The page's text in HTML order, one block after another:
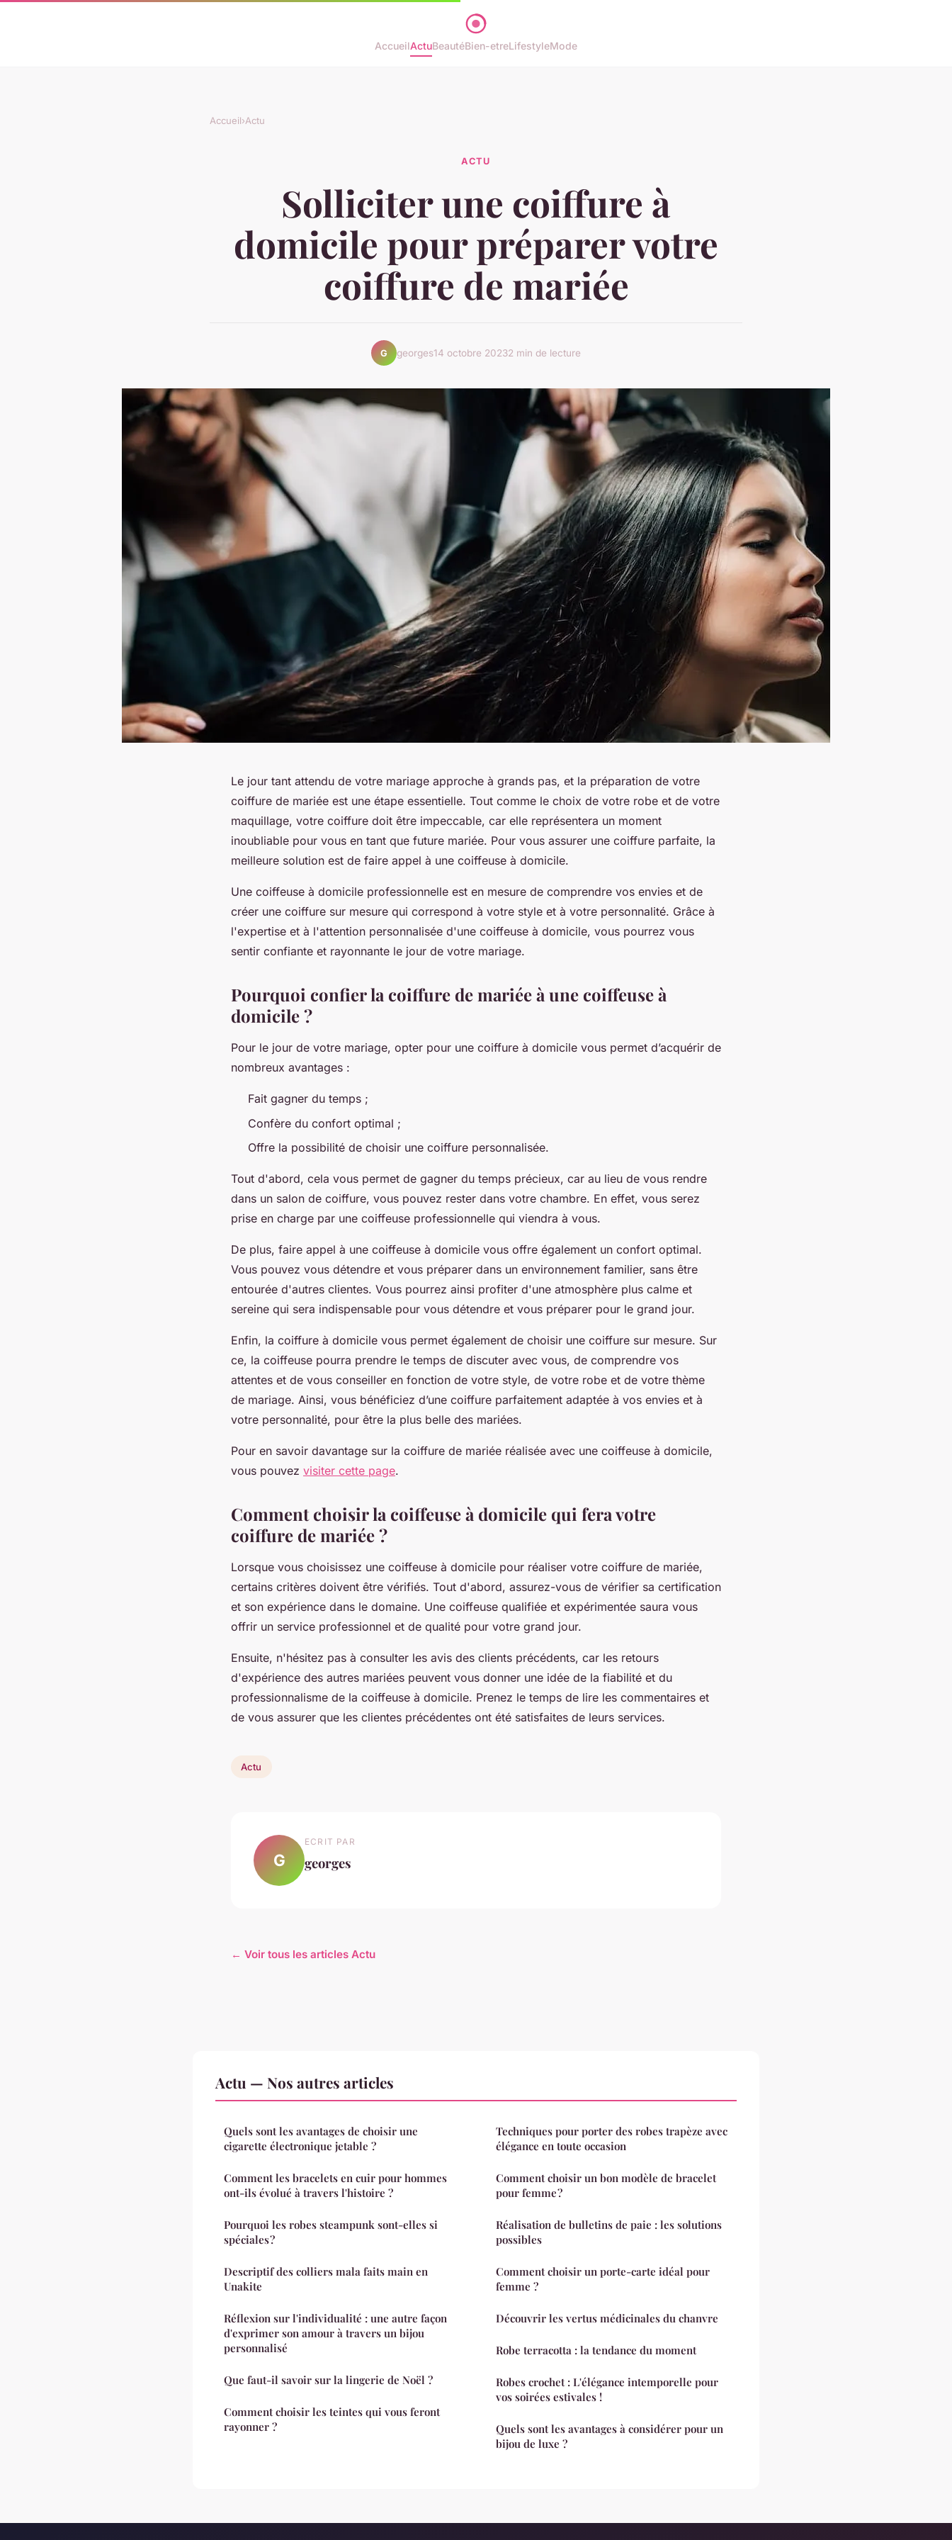
AccueilActuBeautéBien-etreLifestyleMode
Accueil›Actu
ACTU
Solliciter une coiffure à
domicile pour préparer votre
coiffure de mariée
G georges14 octobre 20232 min de lecture
Le jour tant attendu de votre mariage approche à grands pas, et la préparation de votre
coiffure de mariée est une étape essentielle. Tout comme le choix de votre robe et de votre
maquillage, votre coiffure doit être impeccable, car elle représentera un moment
inoubliable pour vous en tant que future mariée. Pour vous assurer une coiffure parfaite, la
meilleure solution est de faire appel à une coiffeuse à domicile.
Une coiffeuse à domicile professionnelle est en mesure de comprendre vos envies et de
créer une coiffure sur mesure qui correspond à votre style et à votre personnalité. Grâce à
l'expertise et à l'attention personnalisée d'une coiffeuse à domicile, vous pourrez vous
sentir confiante et rayonnante le jour de votre mariage.
Pourquoi confier la coiffure de mariée à une coiffeuse à
domicile ?
Pour le jour de votre mariage, opter pour une coiffure à domicile vous permet d’acquérir de
nombreux avantages :
Fait gagner du temps ;
Confère du confort optimal ;
Offre la possibilité de choisir une coiffure personnalisée.
Tout d'abord, cela vous permet de gagner du temps précieux, car au lieu de vous rendre
dans un salon de coiffure, vous pouvez rester dans votre chambre. En effet, vous serez
prise en charge par une coiffeuse professionnelle qui viendra à vous.
De plus, faire appel à une coiffeuse à domicile vous offre également un confort optimal.
Vous pouvez vous détendre et vous préparer dans un environnement familier, sans être
entourée d'autres clientes. Vous pourrez ainsi profiter d'une atmosphère plus calme et
sereine qui sera indispensable pour vous détendre et vous préparer pour le grand jour.
Enfin, la coiffure à domicile vous permet également de choisir une coiffure sur mesure. Sur
ce, la coiffeuse pourra prendre le temps de discuter avec vous, de comprendre vos
attentes et de vous conseiller en fonction de votre style, de votre robe et de votre thème
de mariage. Ainsi, vous bénéficiez d’une coiffure parfaitement adaptée à vos envies et à
votre personnalité, pour être la plus belle des mariées.
Pour en savoir davantage sur la coiffure de mariée réalisée avec une coiffeuse à domicile,
vous pouvez visiter cette page.
Comment choisir la coiffeuse à domicile qui fera votre
coiffure de mariée ?
Lorsque vous choisissez une coiffeuse à domicile pour réaliser votre coiffure de mariée,
certains critères doivent être vérifiés. Tout d'abord, assurez-vous de vérifier sa certification
et son expérience dans le domaine. Une coiffeuse qualifiée et expérimentée saura vous
offrir un service professionnel et de qualité pour votre grand jour.
Ensuite, n'hésitez pas à consulter les avis des clients précédents, car les retours
d'expérience des autres mariées peuvent vous donner une idée de la fiabilité et du
professionnalisme de la coiffeuse à domicile. Prenez le temps de lire les commentaires et
de vous assurer que les clientes précédentes ont été satisfaites de leurs services.
Actu
G
ECRIT PAR
georges
← Voir tous les articles Actu
Actu — Nos autres articles
Quels sont les avantages de choisir une
cigarette électronique jetable ?
Comment les bracelets en cuir pour hommes
ont-ils évolué à travers l'histoire ?
Pourquoi les robes steampunk sont-elles si
spéciales ?
Descriptif des colliers mala faits main en
Unakite
Réflexion sur l'individualité : une autre façon
d'exprimer son amour à travers un bijou
personnalisé
Que faut-il savoir sur la lingerie de Noël ?
Comment choisir les teintes qui vous feront
rayonner ?
Techniques pour porter des robes trapèze avec
élégance en toute occasion
Comment choisir un bon modèle de bracelet
pour femme ?
Réalisation de bulletins de paie : les solutions
possibles
Comment choisir un porte-carte idéal pour
femme ?
Découvrir les vertus médicinales du chanvre
Robe terracotta : la tendance du moment
Robes crochet : L'élégance intemporelle pour
vos soirées estivales !
Quels sont les avantages à considérer pour un
bijou de luxe ?